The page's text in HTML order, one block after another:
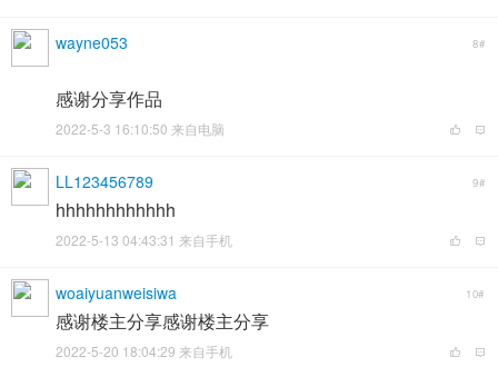
wayne053 8#
感谢分享作品
2022-5-3 16:10:50 来自电脑
LL123456789 9#
hhhhhhhhhhhh
2022-5-13 04:43:31 来自手机
woaiyuanweisiwa 10#
感谢楼主分享感谢楼主分享
2022-5-20 18:04:29 来自手机